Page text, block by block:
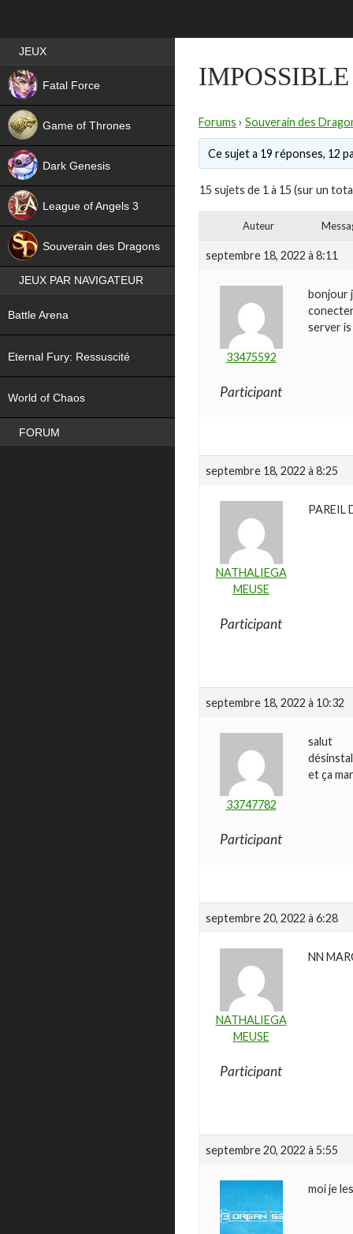
Forums › Souverain des
Ce sujet a 19 réponses, 12
15 sujets de 1 à 15 (sur un
Auteur
septembre 18, 2022 à 8:11
33475592
Participant
bonjour
server
septembre 18, 2022 à 8:25
NATHALIEGA
MEUSE
Participant
PAREIL
septembre 18, 2022 à 10:32
33747782
Participant
salut
et ça
septembre 20, 2022 à 6:28
NATHALIEGA
MEUSE
Participant
NN
septembre 20, 2022 à 5:55
moi je
Best RPG games in France
JEUX
Fatal Force
Game of Thrones
Dark Genesis
League of Angels 3
Souverain des Dragons
JEUX PAR NAVIGATEUR
Battle Arena
Eternal Fury: Ressuscité
World of Chaos
FORUM